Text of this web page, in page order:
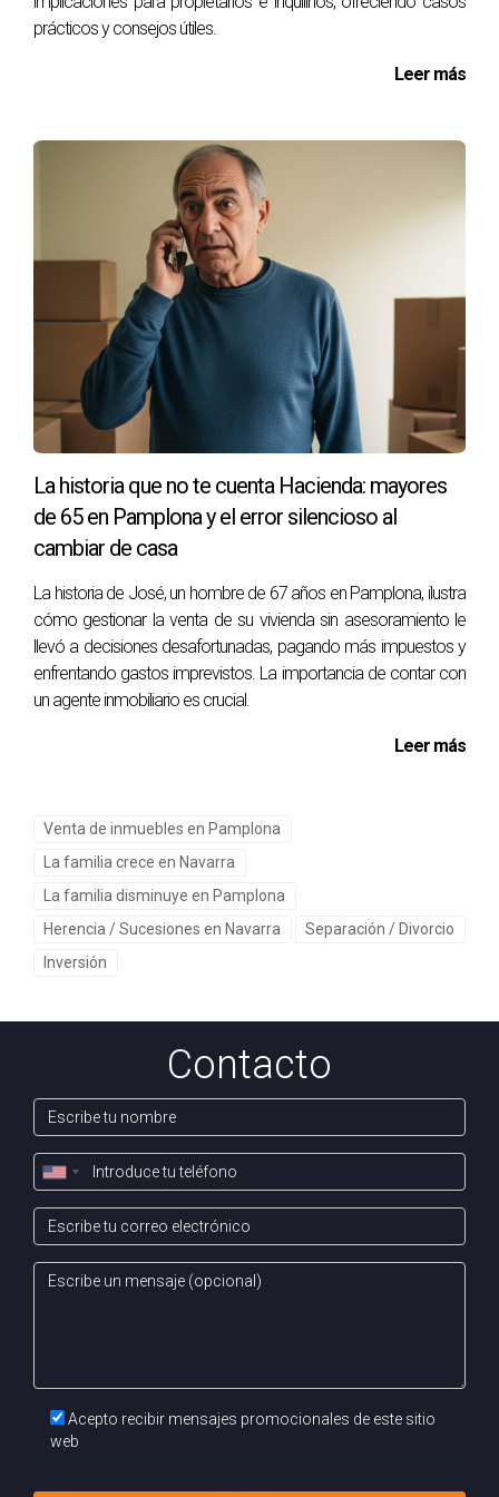
que tengan experiencia en el área local.
zona que se hayan vendido recientemente.
únicas o históricas.
Mantén tu inmueble en buen estado, realizando las
reparaciones necesarias antes de la valoración.
Recaba información sobre el mercado actual y las
tendencias que podrían afectar la valoración a corto
y largo plazo.
PREGUNTAS FRECUENTES
¿Cuál es el mejor momento para valorar mi
inmueble en Pamplona?
El mejor momento para valorar tu inmueble es cuando
decides vender o alquilar, idealmente antes de ponerlo en
el mercado. Sin embargo, también es útil realizar
valoraciones periódicas para conocer el estado de tu
¿Qué documentos necesito para una
valoración formal?
Para una valoración formal, generalmente necesitarás el
título de propiedad, datos sobre el estado del inmueble,
información sobre cargas o deudas, y cualquier licencia de
¿Puedo realizar una valoración por mi cuenta?
Aunque es posible realizar una valoración básica por tu
cuenta utilizando herramientas en línea, obtener una
valoración precisa y objetiva a menudo requiere la
experiencia de un profesional del sector.
El costo de una valoración profesional puede variar, pero
generalmente oscila entre 200 y 600 euros, dependiendo
de las características del inmueble y la complejidad de la
tasación.
¿Una valoración incorrecta puede afectar mi
hipoteca?
Sí, una valoración incorrecta puede afectar el monto que tu
de números, es una estrategia para lograr tus
prácticos y consejos útiles.
Leer más
La historia que no te cuenta Hacienda: mayores
de 65 en Pamplona y el error silencioso al
cambiar de casa
La historia de José, un hombre de 67 años en Pamplona, ilustra
cómo gestionar la venta de su vivienda sin asesoramiento le
llevó a decisiones desafortunadas, pagando más impuestos y
enfrentando gastos imprevistos. La importancia de contar con
un agente inmobiliario es crucial.
Leer más
Venta de inmuebles en Pamplona
La familia crece en Navarra
La familia disminuye en Pamplona
Herencia / Sucesiones en Navarra
Separación / Divorcio
Inversión
Contacto
Acepto recibir mensajes promocionales de este sitio
web